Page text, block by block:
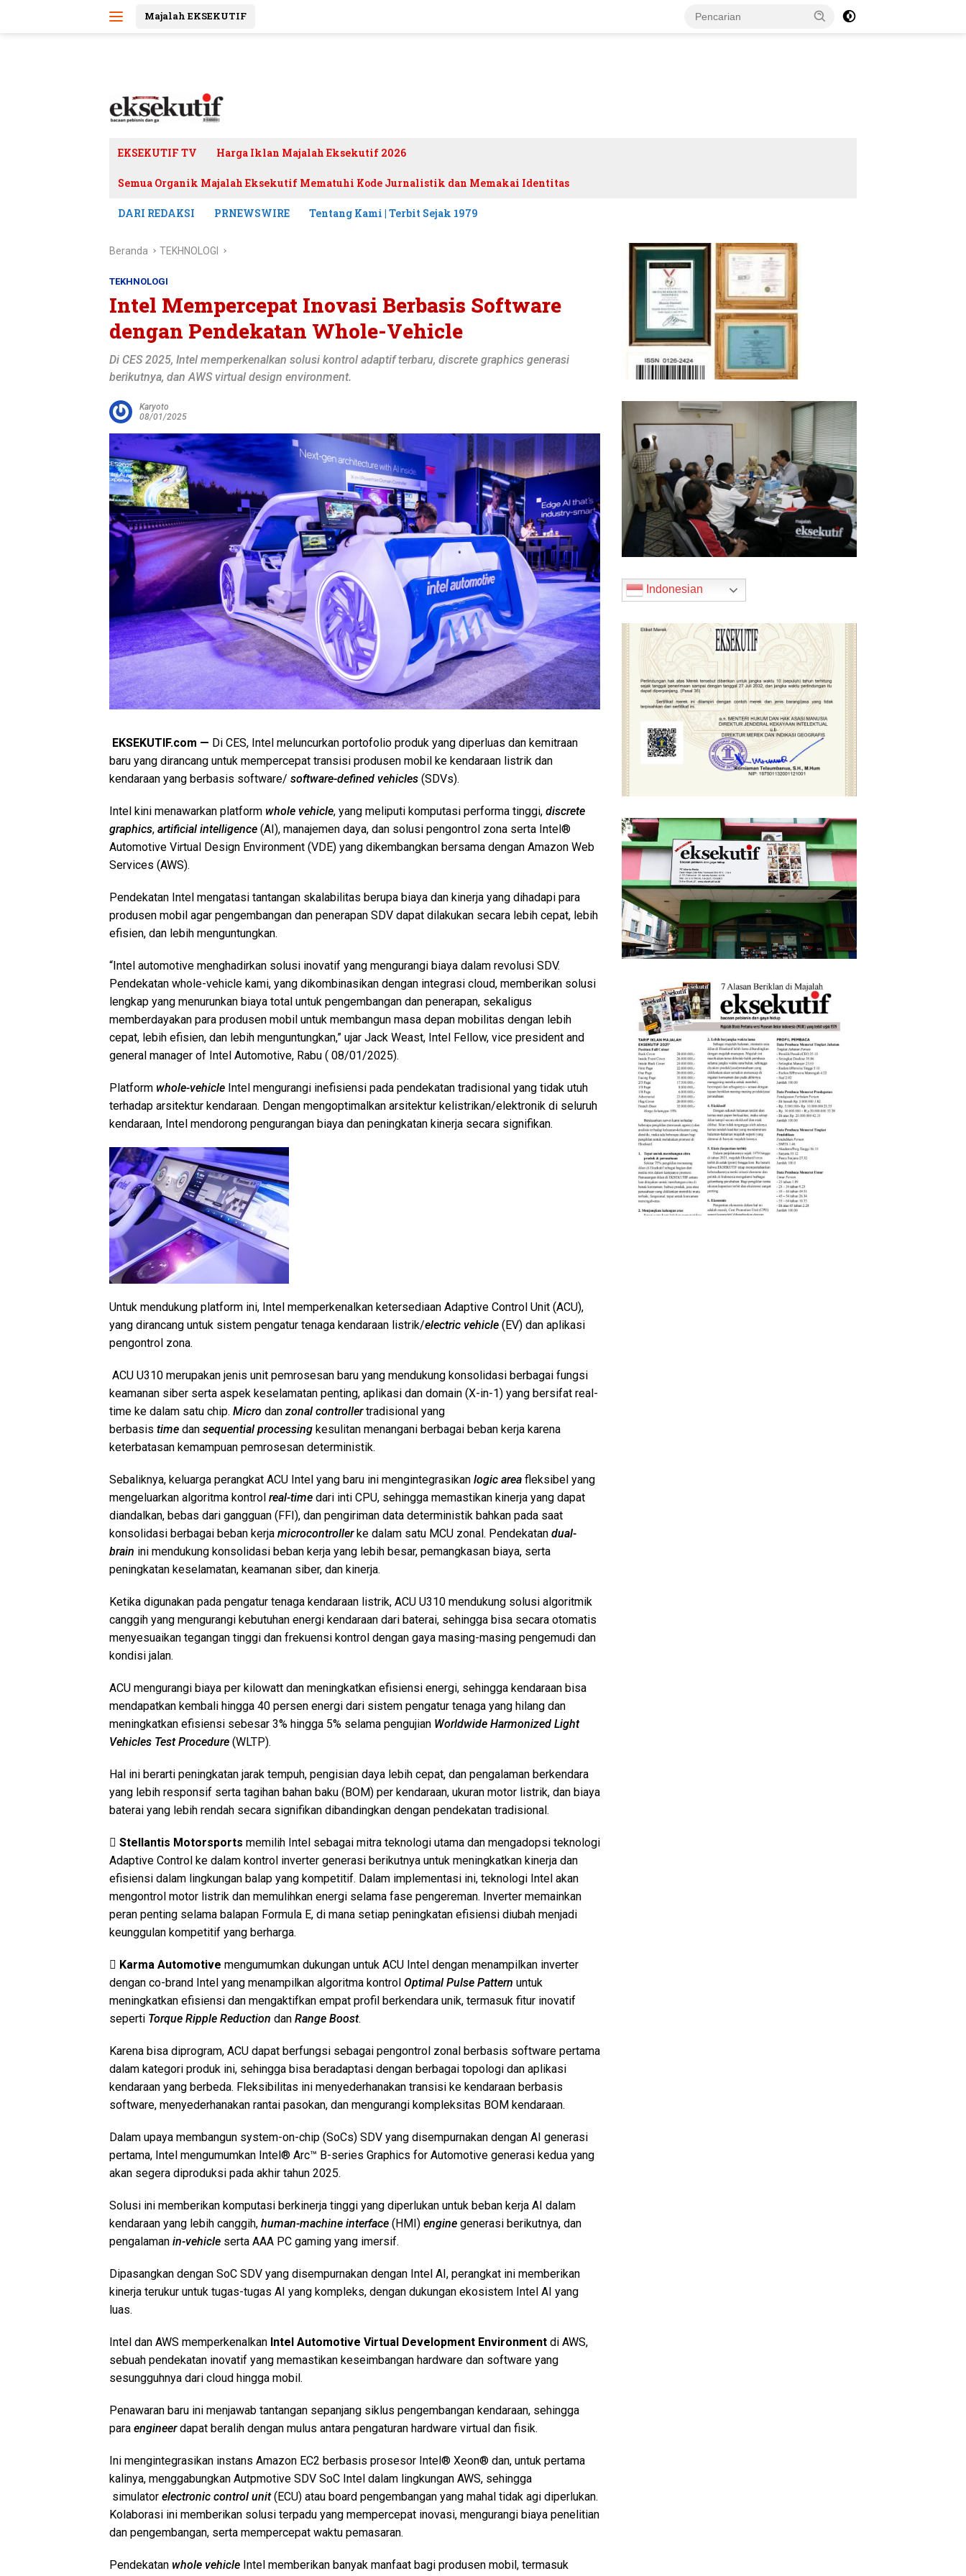
Majalah EKSEKUTIF
EKSEKUTIF TV Harga Iklan Majalah Eksekutif 2026
Semua Organik Majalah Eksekutif Mematuhi Kode Jurnalistik dan Memakai Identitas
DARI REDAKSI PRNEWSWIRE Tentang Kami | Terbit Sejak 1979
Beranda TEKHNOLOGI
TEKHNOLOGI
Intel Mempercepat Inovasi Berbasis Software
dengan Pendekatan Whole-Vehicle
Di CES 2025, Intel memperkenalkan solusi kontrol adaptif terbaru, discrete graphics generasi
berikutnya, dan AWS virtual design environment.
Karyoto
08/01/2025
EKSEKUTIF.com — Di CES, Intel meluncurkan portofolio produk yang diperluas dan kemitraan
baru yang dirancang untuk mempercepat transisi produsen mobil ke kendaraan listrik dan
kendaraan yang berbasis software/ software-defined vehicles (SDVs).
Intel kini menawarkan platform whole vehicle, yang meliputi komputasi performa tinggi, discrete
graphics, artificial intelligence (AI), manajemen daya, dan solusi pengontrol zona serta Intel®
Automotive Virtual Design Environment (VDE) yang dikembangkan bersama dengan Amazon Web
Services (AWS).
Pendekatan Intel mengatasi tantangan skalabilitas berupa biaya dan kinerja yang dihadapi para
produsen mobil agar pengembangan dan penerapan SDV dapat dilakukan secara lebih cepat, lebih
efisien, dan lebih menguntungkan.
“Intel automotive menghadirkan solusi inovatif yang mengurangi biaya dalam revolusi SDV.
Pendekatan whole-vehicle kami, yang dikombinasikan dengan integrasi cloud, memberikan solusi
lengkap yang menurunkan biaya total untuk pengembangan dan penerapan, sekaligus
memberdayakan para produsen mobil untuk membangun masa depan mobilitas dengan lebih
cepat, lebih efisien, dan lebih menguntungkan,” ujar Jack Weast, Intel Fellow, vice president and
general manager of Intel Automotive, Rabu ( 08/01/2025).
Platform whole-vehicle Intel mengurangi inefisiensi pada pendekatan tradisional yang tidak utuh
terhadap arsitektur kendaraan. Dengan mengoptimalkan arsitektur kelistrikan/elektronik di seluruh
kendaraan, Intel mendorong pengurangan biaya dan peningkatan kinerja secara signifikan.
Untuk mendukung platform ini, Intel memperkenalkan ketersediaan Adaptive Control Unit (ACU),
yang dirancang untuk sistem pengatur tenaga kendaraan listrik/electric vehicle (EV) dan aplikasi
pengontrol zona.
ACU U310 merupakan jenis unit pemrosesan baru yang mendukung konsolidasi berbagai fungsi
keamanan siber serta aspek keselamatan penting, aplikasi dan domain (X-in-1) yang bersifat real-
time ke dalam satu chip. Micro danzonal controllertradisional yang
berbasis time dan sequential processing kesulitan menangani berbagai beban kerja karena
keterbatasan kemampuan pemrosesan deterministik.
Sebaliknya, keluarga perangkat ACU Intel yang baru ini mengintegrasikan logic area fleksibel yang
mengeluarkan algoritma kontrol real-time dari inti CPU, sehingga memastikan kinerja yang dapat
diandalkan, bebas dari gangguan (FFI), dan pengiriman data deterministik bahkan pada saat
konsolidasi berbagai beban kerja microcontrollerke dalam satu MCU zonal. Pendekatan dual-
brain ini mendukung konsolidasi beban kerja yang lebih besar, pemangkasan biaya, serta
peningkatan keselamatan, keamanan siber, dan kinerja.
Ketika digunakan pada pengatur tenaga kendaraan listrik, ACU U310 mendukung solusi algoritmik
canggih yang mengurangi kebutuhan energi kendaraan dari baterai, sehingga bisa secara otomatis
menyesuaikan tegangan tinggi dan frekuensi kontrol dengan gaya masing-masing pengemudi dan
kondisi jalan.
ACU mengurangi biaya per kilowatt dan meningkatkan efisiensi energi, sehingga kendaraan bisa
mendapatkan kembali hingga 40 persen energi dari sistem pengatur tenaga yang hilang dan
meningkatkan efisiensi sebesar 3% hingga 5% selama pengujian Worldwide Harmonized Light
Vehicles Test Procedure (WLTP).
Hal ini berarti peningkatan jarak tempuh, pengisian daya lebih cepat, dan pengalaman berkendara
yang lebih responsif serta tagihan bahan baku (BOM) per kendaraan, ukuran motor listrik, dan biaya
baterai yang lebih rendah secara signifikan dibandingkan dengan pendekatan tradisional.
 Stellantis Motorsports memilih Intel sebagai mitra teknologi utama dan mengadopsi teknologi
Adaptive Control ke dalam kontrol inverter generasi berikutnya untuk meningkatkan kinerja dan
efisiensi dalam lingkungan balap yang kompetitif. Dalam implementasi ini, teknologi Intel akan
mengontrol motor listrik dan memulihkan energi selama fase pengereman. Inverter memainkan
peran penting selama balapan Formula E, di mana setiap peningkatan efisiensi diubah menjadi
keunggulan kompetitif yang berharga.
 Karma Automotive mengumumkan dukungan untuk ACU Intel dengan menampilkan inverter
dengan co-brand Intel yang menampilkan algoritma kontrol Optimal Pulse Pattern untuk
meningkatkan efisiensi dan mengaktifkan empat profil berkendara unik, termasuk fitur inovatif
seperti Torque Ripple Reduction dan Range Boost.
Karena bisa diprogram, ACU dapat berfungsi sebagai pengontrol zonal berbasis software pertama
dalam kategori produk ini, sehingga bisa beradaptasi dengan berbagai topologi dan aplikasi
kendaraan yang berbeda. Fleksibilitas ini menyederhanakan transisi ke kendaraan berbasis
software, menyederhanakan rantai pasokan, dan mengurangi kompleksitas BOM kendaraan.
Dalam upaya membangun system-on-chip (SoCs) SDV yang disempurnakan dengan AI generasi
pertama, Intel mengumumkan Intel® Arc™ B-series Graphics for Automotive generasi kedua yang
akan segera diproduksi pada akhir tahun 2025.
Solusi ini memberikan komputasi berkinerja tinggi yang diperlukan untuk beban kerja AI dalam
kendaraan yang lebih canggih, human-machine interface (HMI) engine generasi berikutnya, dan
pengalaman in-vehicle serta AAA PC gaming yang imersif.
Dipasangkan dengan SoC SDV yang disempurnakan dengan Intel AI, perangkat ini memberikan
kinerja terukur untuk tugas-tugas AI yang kompleks, dengan dukungan ekosistem Intel AI yang
luas.
Intel dan AWS memperkenalkan Intel Automotive Virtual Development Environment di AWS,
sebuah pendekatan inovatif yang memastikan keseimbangan hardware dan software yang
sesungguhnya dari cloud hingga mobil.
Penawaran baru ini menjawab tantangan sepanjang siklus pengembangan kendaraan, sehingga
para engineerdapat beralih dengan mulus antara pengaturan hardware virtual dan fisik.
Ini mengintegrasikan instans Amazon EC2 berbasis prosesor Intel® Xeon® dan, untuk pertama
kalinya, menggabungkan Autpmotive SDV SoC Intel dalam lingkungan AWS, sehingga
simulator electronic control unit(ECU) atau board pengembangan yang mahal tidak agi diperlukan.
Kolaborasi ini memberikan solusi terpadu yang mempercepat inovasi, mengurangi biaya penelitian
dan pengembangan, serta mempercepat waktu pemasaran.
Pendekatan whole vehicle Intel memberikan banyak manfaat bagi produsen mobil, termasuk
Indonesian